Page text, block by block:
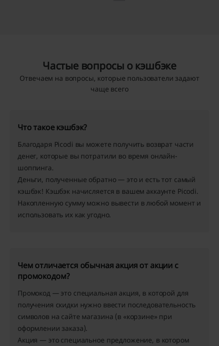
Частые вопросы о кэшбэке
Отвечаем на вопросы, которые пользователи задают
чаще всего
Что такое кэшбэк?
Благодаря Picodi вы можете получить возврат части
денег, которые вы потратили во время онлайн-
шоппинга.
Деньги, полученные обратно — это и есть тот самый
кэшбэк! Кэшбэк начисляется в вашем аккаунте Picodi.
Накопленную сумму можно вывести в любой момент и
использовать их как угодно.
Чем отличается обычная акция от акции с
промокодом?
Промокод— это специальная акция, в которой для
получения скидки нужно ввести последовательность
символов на сайте магазина (в «корзине» при
оформлении заказа).
Акция — это специальное предложение, в котором